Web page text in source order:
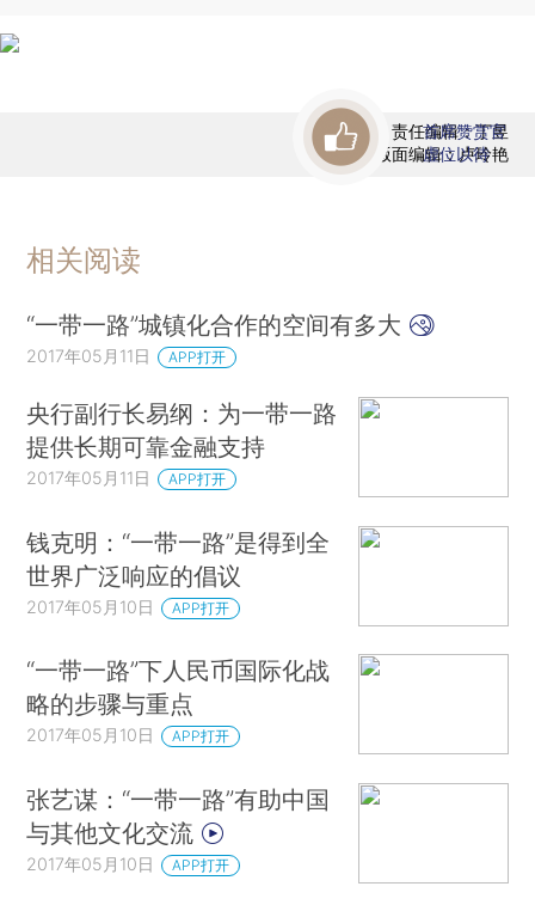
责任编辑：丁昱
版面编辑：卢玲艳
首席赞赏官
虚位以待
相关阅读
“一带一路”城镇化合作的空间有多大
2017年05月11日 APP打开
央行副行长易纲：为一带一路
提供长期可靠金融支持
2017年05月11日 APP打开
钱克明：“一带一路”是得到全
世界广泛响应的倡议
2017年05月10日 APP打开
“一带一路”下人民币国际化战
略的步骤与重点
2017年05月10日 APP打开
张艺谋：“一带一路”有助中国
与其他文化交流
2017年05月10日 APP打开